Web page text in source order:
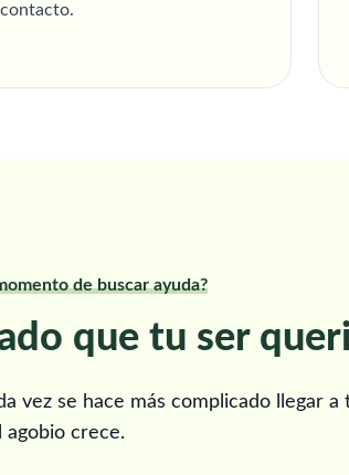
de buscar ayuda?
que tu ser
vez se hace más complicado llegar
agobio crece.